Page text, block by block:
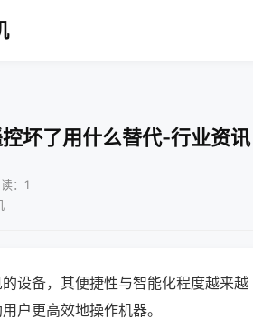
坏了用什么替代-行业资讯
：1
设备，其便捷性与智能化程度越来越
户更高效地操作机器。